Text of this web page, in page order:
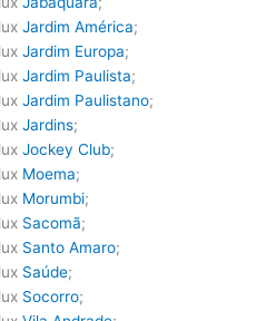
Jardim América;
Jardim Europa;
Jardim Paulista;
Jardim Paulistano;
Jardins;
Jockey Club;
Moema;
Morumbi;
Sacomã;
Santo Amaro;
Saúde;
Socorro;